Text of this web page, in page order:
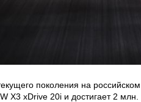
поколения на
X3 xDrive 20i и достигает 2